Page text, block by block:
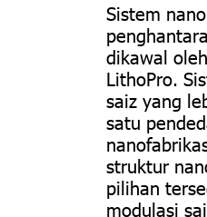
Sistem
dikawal
LithoPro.
saiz yang
satu
struktur
pilihan
modulasi